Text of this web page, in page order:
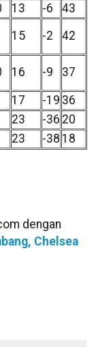
13 -6
43
15 -2 42
16 -9 37
17 -19 36
23 -36 20
23 -38 18
dengan
Chelsea